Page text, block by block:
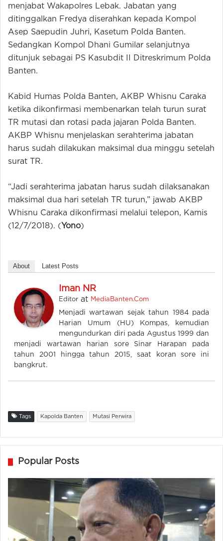
menjabat Wakapolres Lebak. Jabatan yang
ditinggalkan Fredya diserahkan kepada Kompol
Asep Saepudin Juhri, Kasetum Polda Banten.
Sedangkan Kompol Dhani Gumilar selanjutnya
ditunjuk sebagai PS Kasubdit II Ditreskrimum Polda
Banten.
Kabid Humas Polda Banten, AKBP Whisnu Caraka
ketika dikonfirmasi membenarkan telah turun surat
TR mutasi dan rotasi pada jajaran Polda Banten.
AKBP Whisnu menjelaskan serahterima jabatan
harus sudah dilakukan maksimal dua minggu setelah
surat TR.
“Jadi serahterima jabatan harus sudah dilaksanakan
maksimal dua hari setelah TR turun,” jawab AKBP
Whisnu Caraka dikonfirmasi melalui telepon, Kamis
(12/7/2018). ( Yono)
About Latest Posts
Iman NR
Editor at MediaBanten.Com
Menjadi wartawan sejak tahun 1984 pada
Harian Umum (HU) Kompas, kemudian
mengundurkan diri pada Agustus 1999 dan
menjadi wartawan harian sore Sinar Harapan pada
tahun 2001 hingga tahun 2015, saat koran sore ini
bangkrut.
Tags Kapolda Banten Mutasi Perwira
Popular Posts